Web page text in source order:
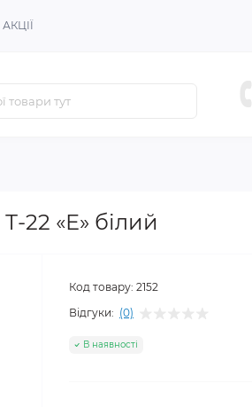
АКЦІЇ
22 «Е» білий
Код товару: 2152
Відгуки: (0)
В наявності